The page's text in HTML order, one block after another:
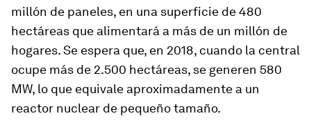
millón de paneles, en una superficie de 480
hectáreas que alimentará a más de un millón de
hogares. Se espera que, en 2018, cuando la central
ocupe más de 2.500 hectáreas, se generen 580
MW, lo que equivale aproximadamente a un
reactor nuclear de pequeño tamaño.